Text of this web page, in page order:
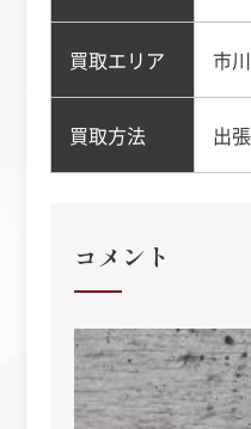
買取エリア 市
買取方法 出
コメント